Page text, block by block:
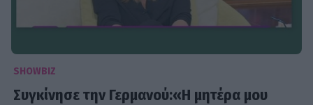
SHOWBIZ
Συγκίνησε την Γερμανού:«Η μητέρα μου